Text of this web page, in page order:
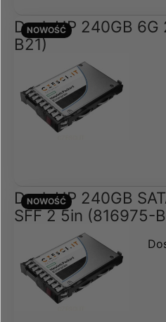
Dysk HP 240GB
B21)
NOWOŚĆ
Dysk HP 240GB
SFF 2 5in (816975-
NOWOŚĆ